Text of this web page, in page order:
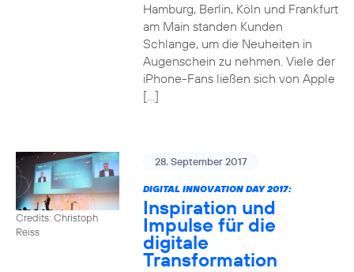
Hamburg, Berlin, Köln und Frankfurt
am Main standen Kunden
Schlange, um die Neuheiten in
Augenschein zu nehmen. Viele der
iPhone-Fans ließen sich von Apple
[…]
Credits: Christoph
Reiss
28. September 2017
DIGITAL INNOVATION DAY 2017:
Inspiration und
Impulse für die
digitale
Transformation